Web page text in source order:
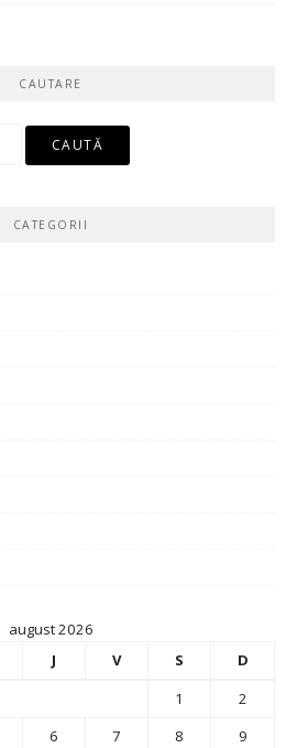
CAUTARE
CATEGORII
august 2026
J V S
D
1
2
6 7 8
9